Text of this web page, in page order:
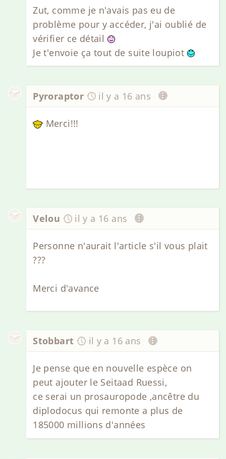
Zut, comme je n'avais pas eu de
problème pour y accéder, j'ai oublié de
vérifier ce détail
Je t'envoie ça tout de suite loupiot
Pyroraptor il y a 16 ans
Merci!!!
Velou il y a 16 ans
Personne n'aurait l'article s'il vous plait
???
Merci d'avance
Stobbart il y a 16 ans
Je pense que en nouvelle espèce on
peut ajouter le Seitaad Ruessi,
ce serai un prosauropode ,ancêtre du
diplodocus qui remonte a plus de
185000 millions d'années